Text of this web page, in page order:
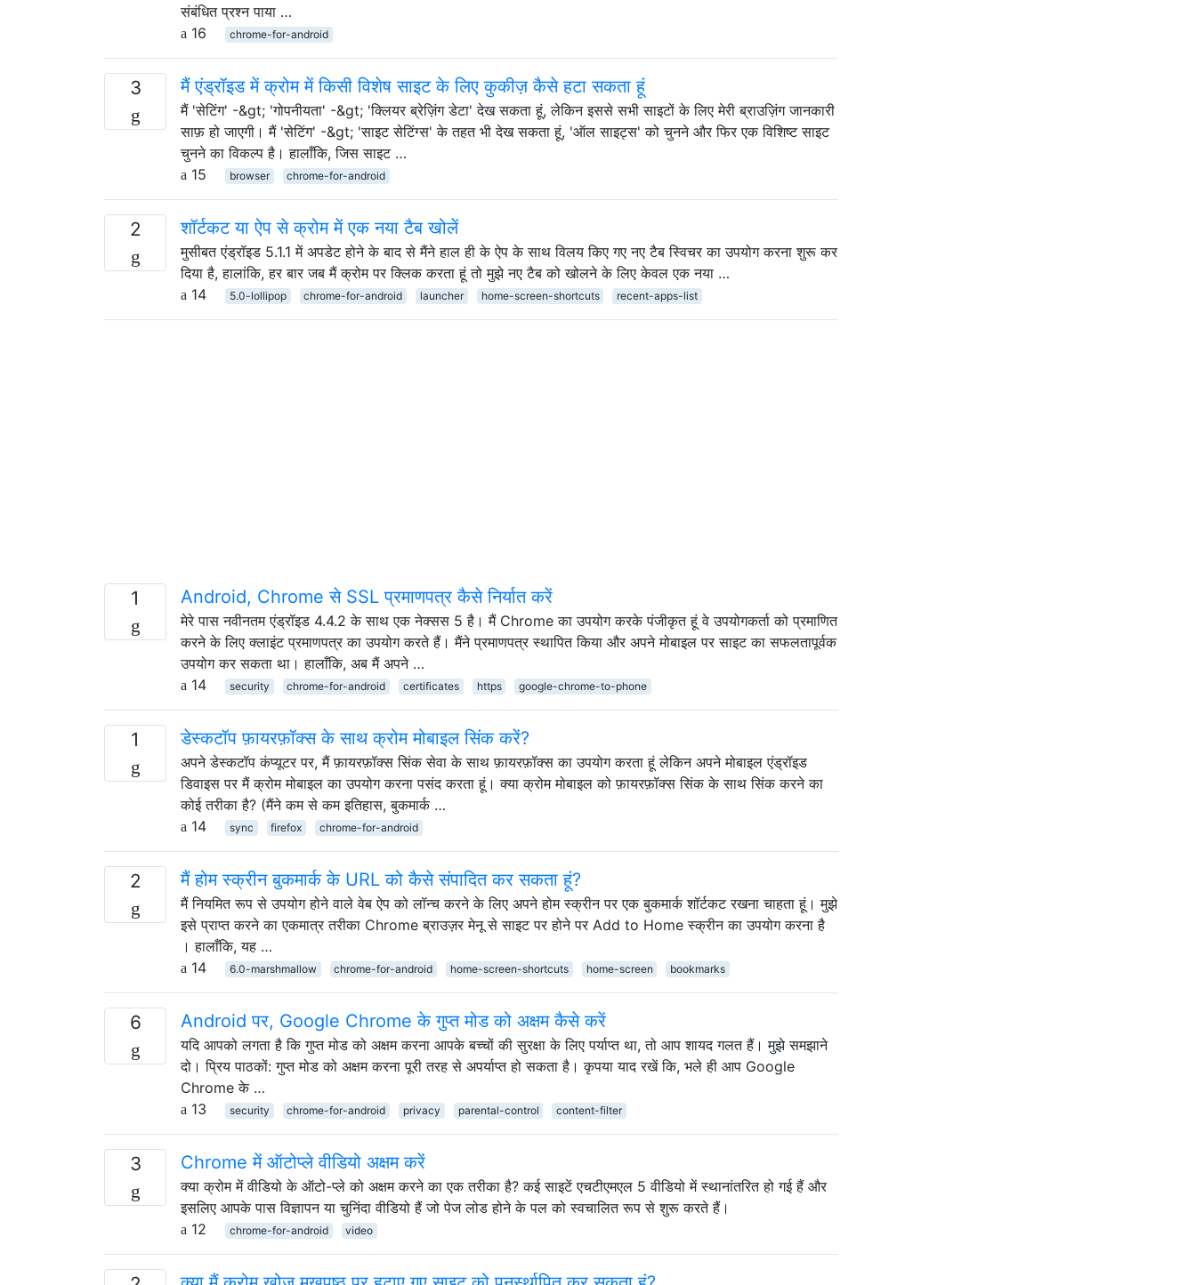
संबंधित प्रश्न पाया …
16
chrome-for-android
3 मैं एंड्रॉइड में क्रोम में किसी विशेष साइट के लिए कुकीज़ कैसे हटा सकता हूं
मैं 'सेटिंग' -&gt; 'गोपनीयता' -&gt; 'क्लियर ब्रेज़िंग डेटा' देख सकता हूं, लेकिन इससे सभी साइटों के लिए मेरी ब्राउज़िंग जानकारी
साफ़ हो जाएगी। मैं 'सेटिंग' -&gt; 'साइट सेटिंग्स' के तहत भी देख सकता हूं, 'ऑल साइट्स' को चुनने और फिर एक विशिष्ट साइट
चुनने का विकल्प है। हालाँकि, जिस साइट …
15
browser chrome-for-android
2 शॉर्टकट या ऐप से क्रोम में एक नया टैब खोलें
मुसीबत एंड्रॉइड 5.1.1 में अपडेट होने के बाद से मैंने हाल ही के ऐप के साथ विलय किए गए नए टैब स्विचर का उपयोग करना शुरू कर
दिया है, हालांकि, हर बार जब मैं क्रोम पर क्लिक करता हूं तो मुझे नए टैब को खोलने के लिए केवल एक नया …
14
5.0-lollipop chrome-for-android launcher home-screen-shortcuts recent-apps-list
1 Android, Chrome से SSL प्रमाणपत्र कैसे निर्यात करें
मेरे पास नवीनतम एंड्रॉइड 4.4.2 के साथ एक नेक्सस 5 है। मैं Chrome का उपयोग करके पंजीकृत हूं वे उपयोगकर्ता को प्रमाणित
करने के लिए क्लाइंट प्रमाणपत्र का उपयोग करते हैं। मैंने प्रमाणपत्र स्थापित किया और अपने मोबाइल पर साइट का सफलतापूर्वक
उपयोग कर सकता था। हालाँकि, अब मैं अपने …
14
security chrome-for-android certificates https google-chrome-to-phone
1 डेस्कटॉप फ़ायरफ़ॉक्स के साथ क्रोम मोबाइल सिंक करें?
अपने डेस्कटॉप कंप्यूटर पर, मैं फ़ायरफ़ॉक्स सिंक सेवा के साथ फ़ायरफ़ॉक्स का उपयोग करता हूं लेकिन अपने मोबाइल एंड्रॉइड
डिवाइस पर मैं क्रोम मोबाइल का उपयोग करना पसंद करता हूं। क्या क्रोम मोबाइल को फ़ायरफ़ॉक्स सिंक के साथ सिंक करने का
कोई तरीका है? (मैंने कम से कम इतिहास, बुकमार्क …
14
sync firefox chrome-for-android
2 मैं होम स्क्रीन बुकमार्क के URL को कैसे संपादित कर सकता हूं?
मैं नियमित रूप से उपयोग होने वाले वेब ऐप को लॉन्च करने के लिए अपने होम स्क्रीन पर एक बुकमार्क शॉर्टकट रखना चाहता हूं। मुझे
इसे प्राप्त करने का एकमात्र तरीका Chrome ब्राउज़र मेनू से साइट पर होने पर Add to Home स्क्रीन का उपयोग करना है
। हालाँकि, यह …
14
6.0-marshmallow chrome-for-android home-screen-shortcuts home-screen bookmarks
6 Android पर, Google Chrome के गुप्त मोड को अक्षम कैसे करें
यदि आपको लगता है कि गुप्त मोड को अक्षम करना आपके बच्चों की सुरक्षा के लिए पर्याप्त था, तो आप शायद गलत हैं। मुझे समझाने
दो। प्रिय पाठकों: गुप्त मोड को अक्षम करना पूरी तरह से अपर्याप्त हो सकता है। कृपया याद रखें कि, भले ही आप Google
Chrome के …
13
security chrome-for-android privacy parental-control content-filter
3 Chrome में ऑटोप्ले वीडियो अक्षम करें
क्या क्रोम में वीडियो के ऑटो-प्ले को अक्षम करने का एक तरीका है? कई साइटें एचटीएमएल 5 वीडियो में स्थानांतरित हो गई हैं और
इसलिए आपके पास विज्ञापन या चुनिंदा वीडियो हैं जो पेज लोड होने के पल को स्वचालित रूप से शुरू करते हैं।
12
chrome-for-android video